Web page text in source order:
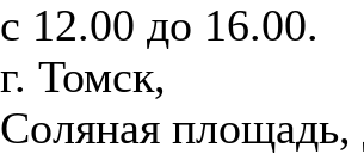
с 12.00 до 16.00.
г. Томск,
Соляная площадь,